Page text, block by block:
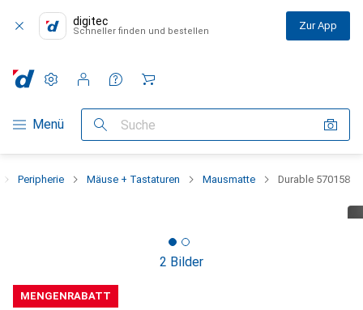
digitec
Schneller finden und bestellen Zur App
Navigation nach Kategorien
Menü Suche
Einstellungen
Kundenkonto
Vergleichslisten
Merklisten
Warenkorb
Peripherie Mäuse + Tastaturen Mausmatte Durable 570158
2 Bilder
MENGENRABATT